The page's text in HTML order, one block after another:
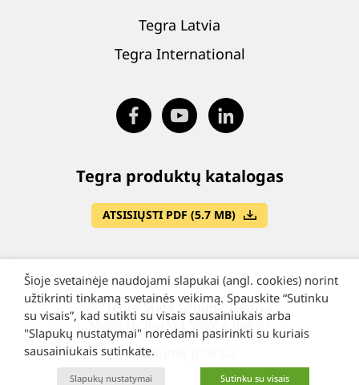
Tegra Latvia
Tegra International
Tegra produktų katalogas
ATSISIŲSTI PDF (5.7 MB)
©"Tegra State Group", Lietuva
Made by Rocket Sience Baltics
Privatumo politika
Šioje svetainėje naudojami slapukai (angl. cookies) norint
užtikrinti tinkamą svetainės veikimą. Spauskite “Sutinku
su visais”, kad sutikti su visais sausainiukais arba
"Slapukų nustatymai" norėdami pasirinkti su kuriais
sausainiukais sutinkate.
Slapukų nustatymai Sutinku su visais